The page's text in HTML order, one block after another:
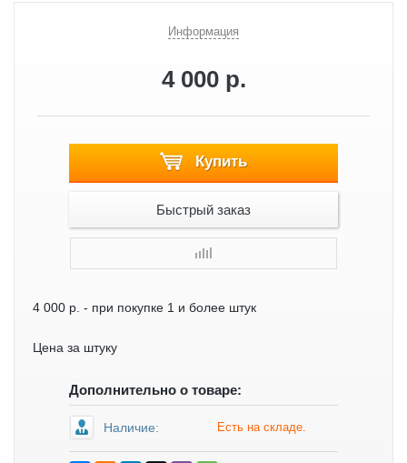
Информация
4 000 р.
Купить
Быстрый заказ
4 000 р. - при покупке 1 и более штук
Цена за штуку
Дополнительно о товаре:
Наличие: Есть на складе.